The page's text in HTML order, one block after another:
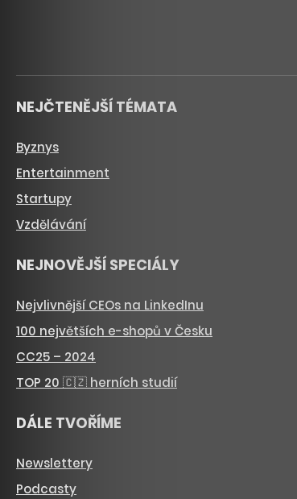
NEJČTENĚJŠÍ TÉMATA
Byznys
Entertainment
Startupy
Vzdělávání
NEJNOVĚJŠÍ SPECIÁLY
Nejvlivnější CEOs na LinkedInu
100 největších e-shopů v Česku
CC25 – 2024
TOP 20 🇨🇿 herních studií
DÁLE TVOŘÍME
Newslettery
Podcasty